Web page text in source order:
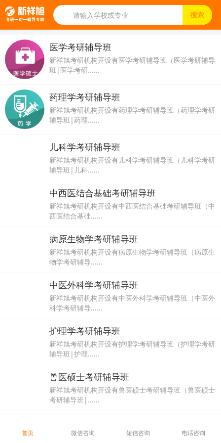
医学考研辅导班
新祥旭考研机构开设有医学考研辅导班（医学考研辅导
班|医学考研......
药理学考研辅导班
新祥旭考研机构开设有药理学考研辅导班（药理学考研
辅导班|药理......
儿科学考研辅导班
新祥旭考研机构开设有儿科学考研辅导班（儿科学考研
辅导班|儿科......
中西医结合基础考研辅导班
新祥旭考研机构开设有中西医结合基础考研辅导班（中
西医结合基础......
病原生物学考研辅导班
新祥旭考研机构开设有病原生物学考研辅导班（病原生
物学考研辅导......
中医外科学考研辅导班
新祥旭考研机构开设有中医外科学考研辅导班（中医外
科学考研辅导......
护理学考研辅导班
新祥旭考研机构开设有护理学考研辅导班（护理学考研
辅导班|护理......
兽医硕士考研辅导班
新祥旭考研机构开设有兽医硕士考研辅导班（兽医硕士
考研辅导班|......
新祥旭考研机构开设有流行病与卫生统计学考研辅导班
首页 微信咨询 短信咨询 电话咨询